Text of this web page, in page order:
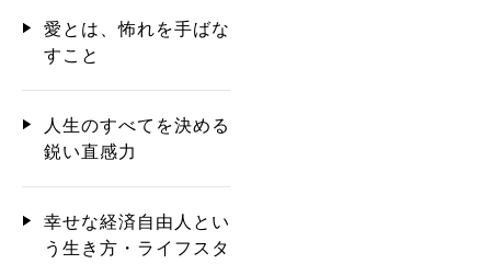
愛とは、怖れを手ばな
すこと
人生のすべてを決める
鋭い直感力
幸せな経済自由人とい
う生き方・ライフスタ